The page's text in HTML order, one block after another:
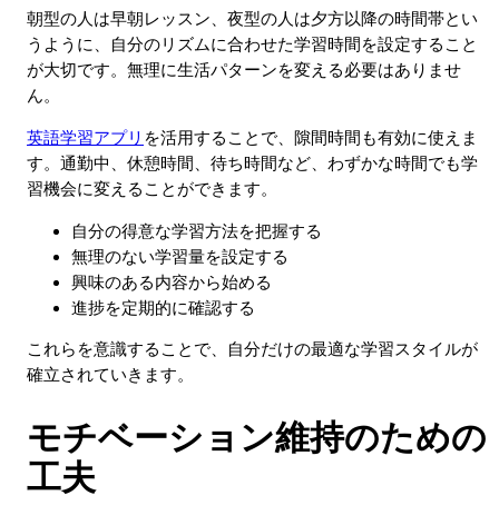
朝型の人は早朝レッスン、夜型の人は夕方以降の時間帯とい
うように、自分のリズムに合わせた学習時間を設定すること
が大切です。無理に生活パターンを変える必要はありませ
ん。
英語学習アプリ を活用することで、隙間時間も有効に使えま
す。通勤中、休憩時間、待ち時間など、わずかな時間でも学
習機会に変えることができます。
自分の得意な学習方法を把握する
無理のない学習量を設定する
興味のある内容から始める
進捗を定期的に確認する
これらを意識することで、自分だけの最適な学習スタイルが
確立されていきます。
モチベーション維持のための
工夫